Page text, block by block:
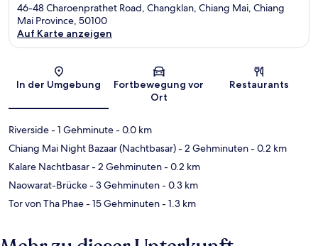
46-48 Charoenprathet Road, Changklan, Chiang Mai, Chiang
Mai Province, 50100
Auf Karte anzeigen
In der Umgebung
Fortbewegung vor
Ort
Restaurants
Riverside- 1 Gehminute- 0.0 km
Chiang Mai Night Bazaar (Nachtbasar)- 2 Gehminuten- 0.2 km
Kalare Nachtbasar- 2 Gehminuten- 0.2 km
Naowarat-Brücke- 3 Gehminuten- 0.3 km
Tor von Tha Phae- 15 Gehminuten- 1.3 km